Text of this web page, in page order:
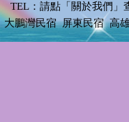
TEL：請點「關於我們」
大鵬灣民宿 屏東民宿 高